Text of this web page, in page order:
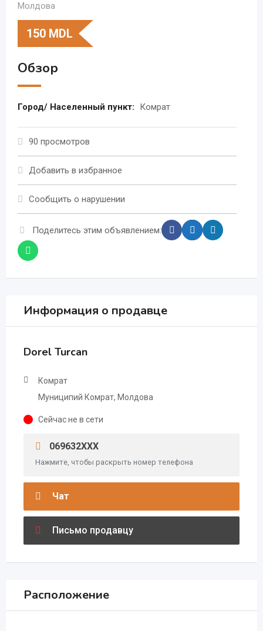
Молдова
150 MDL
Обзор
Город/ Населенный пункт: Комрат
90 просмотров
Добавить в избранное
Сообщить о нарушении
Поделитесь этим объявлением:
Информация о продавце
Dorel Turcan
Комрат
Муниципий Комрат, Молдова
Сейчас не в сети
069632XXX
Нажмите, чтобы раскрыть номер телефона
Чат
Письмо продавцу
Расположение